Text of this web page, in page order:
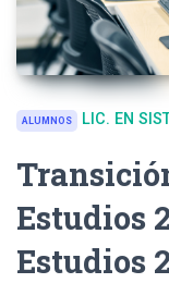
ALUMNOS LIC. EN
Estudios
Estudios